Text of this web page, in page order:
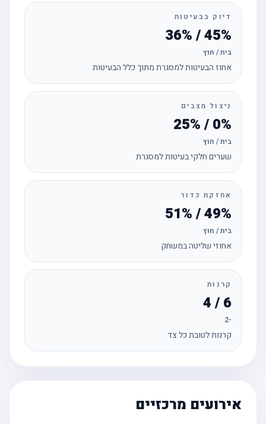
דיוק בבעיטות
45% / 36%
בית / חוץ
אחוז הבעיטות למסגרת מתוך כלל הבעיטות
ניצול מצבים
0% / 25%
בית / חוץ
שערים חלקי בעיטות למסגרת
אחזקת כדור
49% / 51%
בית / חוץ
אחוזי שליטה במשחק
קרנות
6 / 4
קרנות לטובת כל צד
אירועים מרכזיים